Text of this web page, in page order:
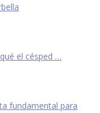
el césped …
fundamental para